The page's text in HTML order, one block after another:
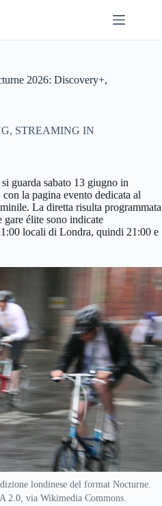
2026: Discovery+,
, STREAMING IN
guarda sabato 13 giugno in
la pagina evento dedicata al
La diretta risulta programmata
élite sono indicate
locali di Londra, quindi 21:00 e
londinese del format Nocturne.
2.0, via Wikimedia Commons.